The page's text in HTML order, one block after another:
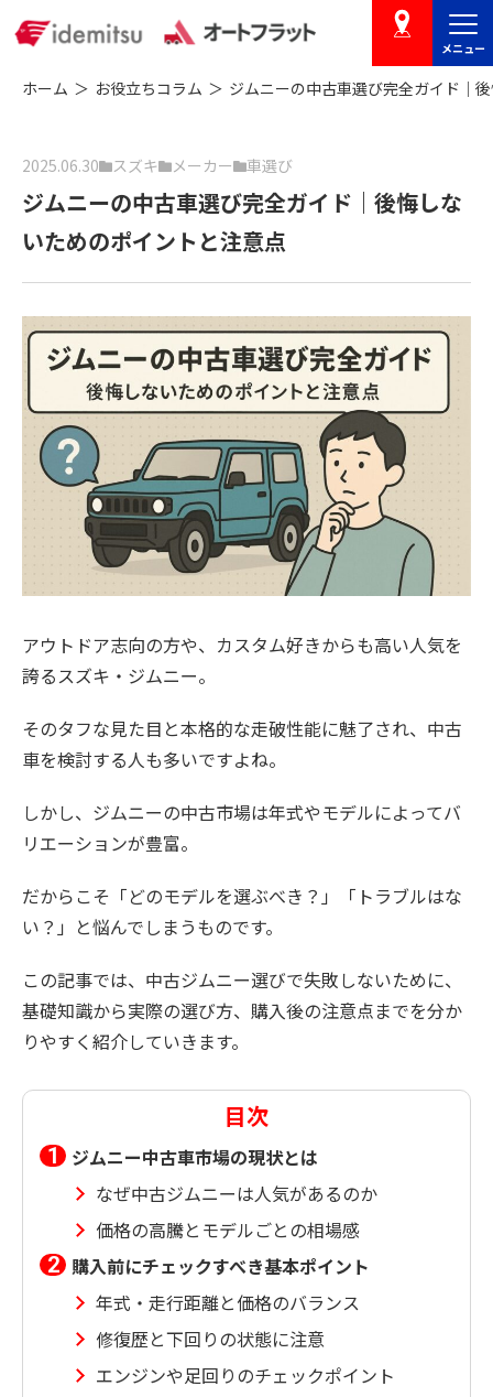
店舗を探す
メニュー
ホーム お役立ちコラム ジムニーの中古車選び完全ガイド｜
2025.06.30 スズキ メーカー 車選び
ジムニーの中古車選び完全ガイド｜後悔しな
いためのポイントと注意点
アウトドア志向の方や、カスタム好きからも高い人気を
誇るスズキ・ジムニー。
そのタフな見た目と本格的な走破性能に魅了され、中古
車を検討する人も多いですよね。
しかし、ジムニーの中古市場は年式やモデルによってバ
リエーションが豊富。
だからこそ「どのモデルを選ぶべき？」「トラブルはな
い？」と悩んでしまうものです。
この記事では、中古ジムニー選びで失敗しないために、
基礎知識から実際の選び方、購入後の注意点までを分か
りやすく紹介していきます。
目次
ジムニー中古車市場の現状とは
なぜ中古ジムニーは人気があるのか
価格の高騰とモデルごとの相場感
購入前にチェックすべき基本ポイント
年式・走行距離と価格のバランス
修復歴と下回りの状態に注意
エンジンや足回りのチェックポイント